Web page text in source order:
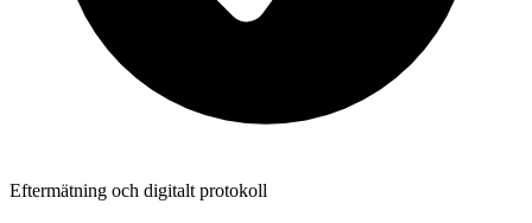
Eftermätning och digitalt protokoll